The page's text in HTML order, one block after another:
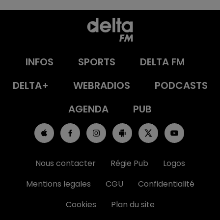
INFOS SPORTS
DELTA FM
DELTA+
WEBRADIOS
PODCASTS
AGENDA
PUB
Nous contacter Régie Pub
Logos
Mentions legales
CGU
Confidentialité
Cookies
Plan du site